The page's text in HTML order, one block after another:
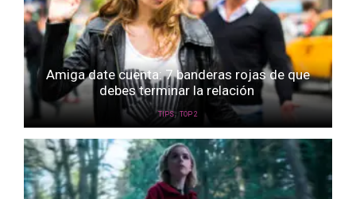
Amiga date cuenta: 7 banderas rojas de que
debes terminar la relación
TIPS,TOP 2